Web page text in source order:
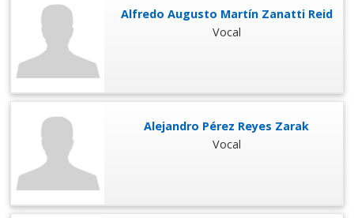
Alfredo Augusto Martín Zanatti Reid
Vocal
Alejandro Pérez Reyes Zarak
Vocal